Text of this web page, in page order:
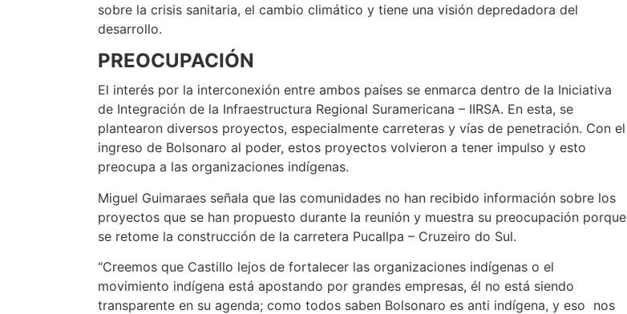
sobre la crisis sanitaria, el cambio climático y tiene una visión depredadora del
desarrollo.
PREOCUPACIÓN
El interés por la interconexión entre ambos países se enmarca dentro de la Iniciativa
de Integración de la Infraestructura Regional Suramericana – IIRSA. En esta, se
plantearon diversos proyectos, especialmente carreteras y vías de penetración. Con el
ingreso de Bolsonaro al poder, estos proyectos volvieron a tener impulso y esto
preocupa a las organizaciones indígenas.
Miguel Guimaraes señala que las comunidades no han recibido información sobre los
proyectos que se han propuesto durante la reunión y muestra su preocupación porque
se retome la construcción de la carretera Pucallpa – Cruzeiro do Sul.
“Creemos que Castillo lejos de fortalecer las organizaciones indígenas o el
movimiento indígena está apostando por grandes empresas, él no está siendo
transparente en su agenda; como todos saben Bolsonaro es anti indígena, y eso nos